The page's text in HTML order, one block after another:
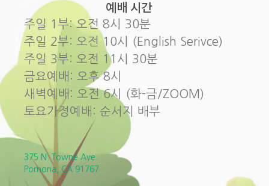
예배 시간
주일 1부: 오전 8시 30분
주일 2부: 오전 10시 (English Serivce)
주일 3부: 오전 11시 30분
금요예배: 오후 8시
새벽예배: 오전 6시 (화-금/ZOOM)
토요가정예배: 순서지 배부
375 N. Towne Ave.
Pomona, CA 91767